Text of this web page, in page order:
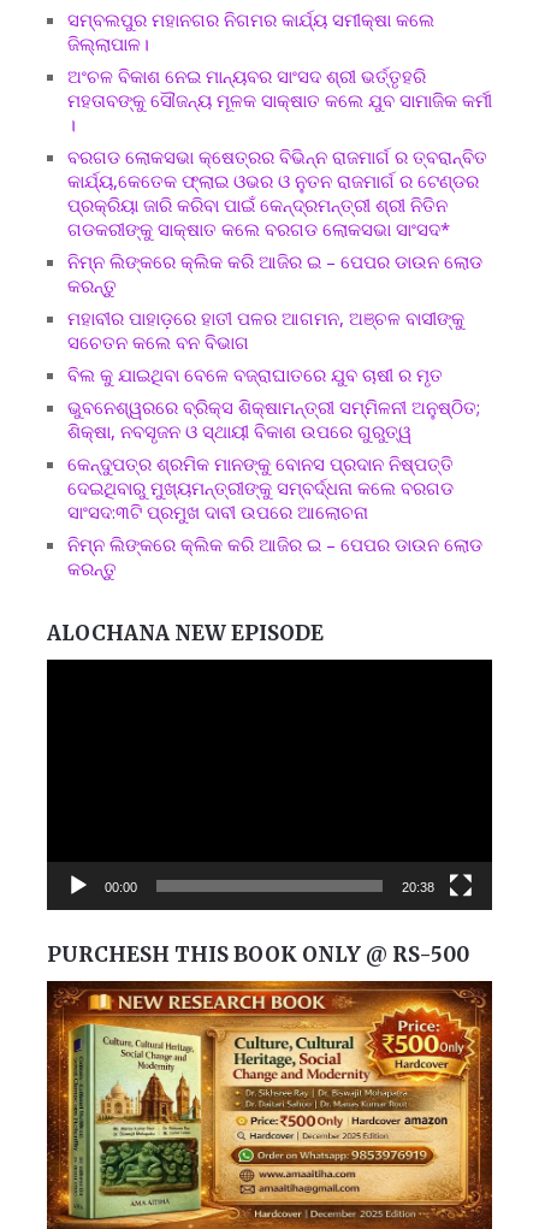
ସମ୍ବଲପୁର ମହାନଗର ନିଗମର କାର୍ଯ୍ୟ ସମୀକ୍ଷା କଲେ
ଜିଲ୍ଲାପାଳ।
ଅଂଚଳ ବିକାଶ ନେଇ ମାନ୍ୟବର ସାଂସଦ ଶ୍ରୀ ଭର୍ତ୍ତୃହରି
ମହତାବଙ୍କୁ ସୌଜନ୍ୟ ମୂଳକ ସାକ୍ଷାତ କଲେ ଯୁବ ସାମାଜିକ କର୍ମୀ
।
ବରଗଡ ଲୋକସଭା କ୍ଷେତ୍ରର ବିଭିନ୍ନ ରାଜମାର୍ଗ ର ତ୍ବରାନ୍ବିତ
କାର୍ଯ୍ୟ,କେତେକ ଫ୍ଲାଇ ଓଭର ଓ ନୁତନ ରାଜମାର୍ଗ ର ଟେଣ୍ଡର
ପ୍ରକ୍ରିୟା ଜାରି କରିବା ପାଇଁ କେନ୍ଦ୍ରମନ୍ତ୍ରୀ ଶ୍ରୀ ନିତିନ
ଗଡକରୀଙ୍କୁ ସାକ୍ଷାତ କଲେ ବରଗଡ ଲୋକସଭା ସାଂସଦ*
ନିମ୍ନ ଲିଙ୍କରେ କ୍ଲିକ କରି ଆଜିର ଇ – ପେପର ଡାଉନ ଲୋଡ
କରନ୍ତୁ
ମହାବୀର ପାହାଡ଼ରେ ହାତୀ ପଳର ଆଗମନ, ଅଞ୍ଚଳ ବାସୀଙ୍କୁ
ସଚେତନ କଲେ ବନ ବିଭାଗ
ବିଲ କୁ ଯାଇଥିବା ବେଳେ ବଜ୍ରାଘାତରେ ଯୁବ ଚାଷୀ ର ମୃତ
ଭୁବନେଶ୍ୱରରେ ବ୍ରିକ୍ସ ଶିକ୍ଷାମନ୍ତ୍ରୀ ସମ୍ମିଳନୀ ଅନୁଷ୍ଠିତ;
ଶିକ୍ଷା, ନବସୃଜନ ଓ ସ୍ଥାୟୀ ବିକାଶ ଉପରେ ଗୁରୁତ୍ୱ
କେନ୍ଦୁପତ୍ର ଶ୍ରମିକ ମାନଙ୍କୁ ବୋନସ ପ୍ରଦାନ ନିଷ୍ପତ୍ତି
ଦେଇଥିବାରୁ ମୁଖ୍ୟମନ୍ତ୍ରୀଙ୍କୁ ସମ୍ବର୍ଦ୍ଧନା କଲେ ବରଗଡ
ସାଂସଦ:୩ଟି ପ୍ରମୁଖ ଦାବୀ ଉପରେ ଆଲୋଚନା
ନିମ୍ନ ଲିଙ୍କରେ କ୍ଲିକ କରି ଆଜିର ଇ – ପେପର ଡାଉନ ଲୋଡ
କରନ୍ତୁ
ALOCHANA NEW EPISODE
00:00 20:38
PURCHESH THIS BOOK ONLY @ RS-500